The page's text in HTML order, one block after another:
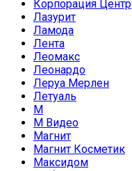
Корпорация Центр
Лазурит
Ламода
Лента
Леомакс
Леонардо
Леруа Мерлен
Летуаль
М
М Видео
Магнит
Магнит Косметик
Максидом